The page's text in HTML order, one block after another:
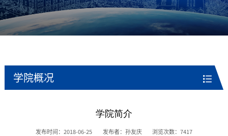
学院概况
学院简介
发布时间：2018-06-25 发布者：孙友庆 浏览次数：7417